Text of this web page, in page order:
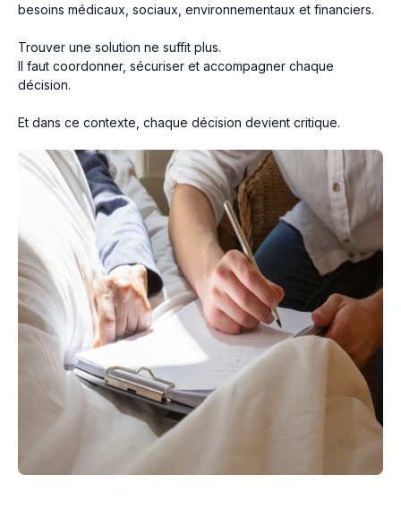
besoins médicaux, sociaux, environnementaux et financiers.
Trouver une solution ne suffit plus.
Il faut coordonner, sécuriser et accompagner chaque
décision.
Et dans ce contexte, chaque décision devient critique.